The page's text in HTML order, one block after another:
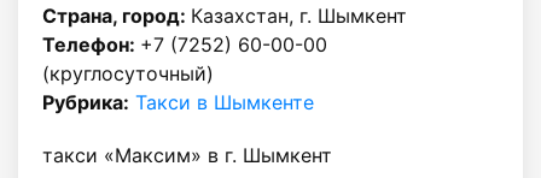
Страна, город: Казахстан, г. Шымкент
Телефон: +7 (7252) 60-00-00
(круглосуточный)
Рубрика: Такси в Шымкенте
такси «Максим» в г. Шымкент